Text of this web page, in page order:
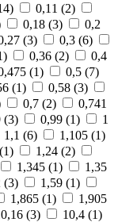
0,11 (2)
0,18 (3)
0,2
(3) 0,3 (6)
0,36 (2)
0,4
(1) 0,5 (7)
(1) 0,58 (3)
0,7 (2)
0,741
(3) 0,99 (1)
1
1,1 (6) 1,105 (1)
(1) 1,24 (2)
1,345 (1)
1,35
(3) 1,59 (1)
1,865 (1)
1,905
(3) 10,4 (1)